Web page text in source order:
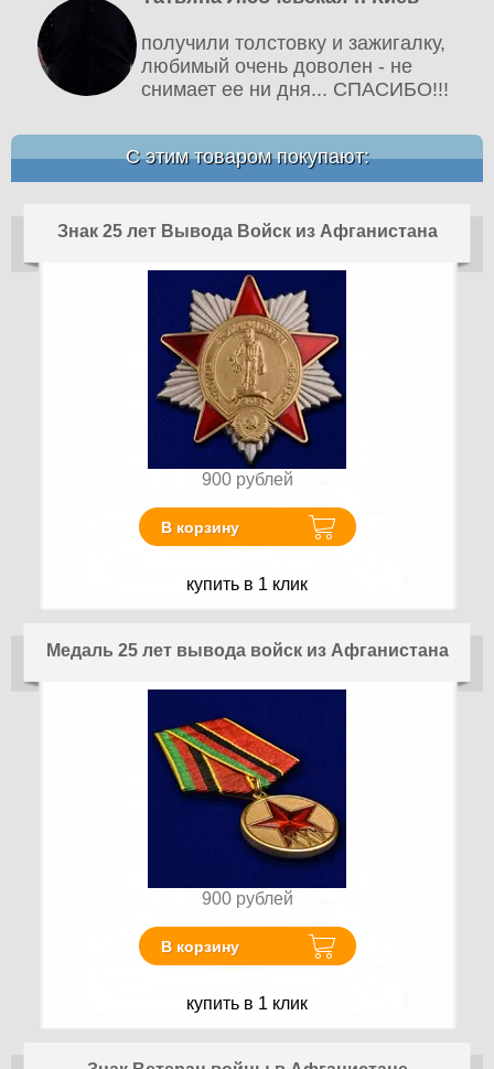
получили толстовку и зажигалку,
любимый очень доволен - не
снимает ее ни дня... СПАСИБО!!!
С этим товаром покупают:
Знак 25 лет Вывода Войск из Афганистана
900 рублей
В корзину
купить в 1 клик
Медаль 25 лет вывода войск из Афганистана
900 рублей
В корзину
купить в 1 клик